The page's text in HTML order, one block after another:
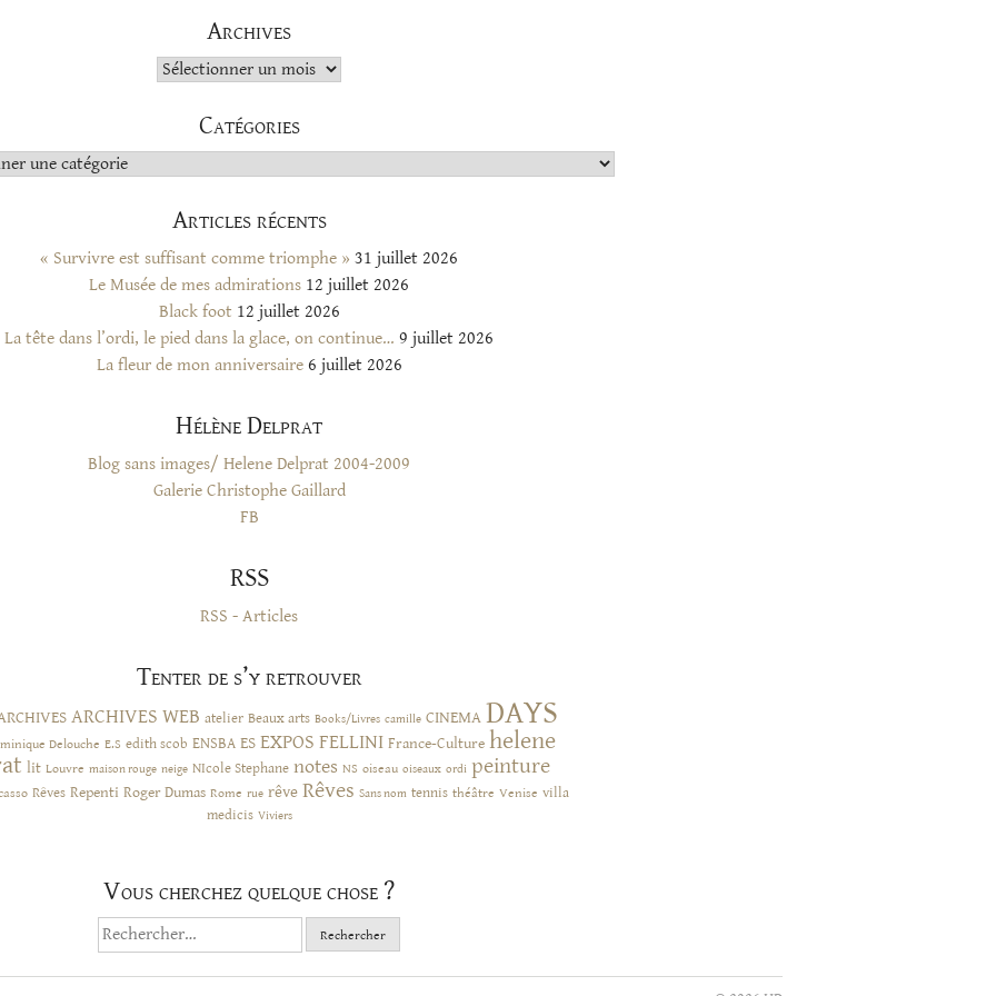
Archives
Archives
Catégories
Articles récents
« Survivre est suffisant comme triomphe » 31 juillet 2026
Le Musée de mes admirations 12 juillet 2026
Black foot 12 juillet 2026
La tête dans l’ordi, le pied dans la glace, on continue… 9 juillet 2026
La fleur de mon anniversaire 6 juillet 2026
Hélène Delprat
Blog sans images/ Helene Delprat 2004-2009
Galerie Christophe Gaillard
FB
RSS
RSS - Articles
Tenter de s’y retrouver
ARCHIVES WEB atelier Beaux arts Books/Livres camille CINEMA DAYS
Delouche E.S edith scob ENSBA ES EXPOS FELLINI France-Culture helene
lit Louvre maison rouge neige NIcole Stephane notes NS oiseau oiseaux ordi peinture
Rêves Repenti Roger Dumas Rome rue rêve Rêves Sans nom tennis théâtre Venise villa
medicis Viviers
Vous cherchez quelque chose ?
Rechercher :